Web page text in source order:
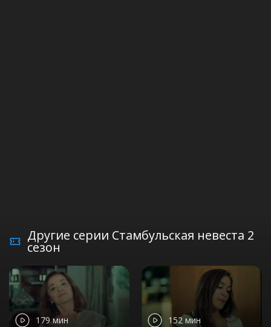
Другие серии Стамбульская невеста 2
сезон
179 мин 152 мин